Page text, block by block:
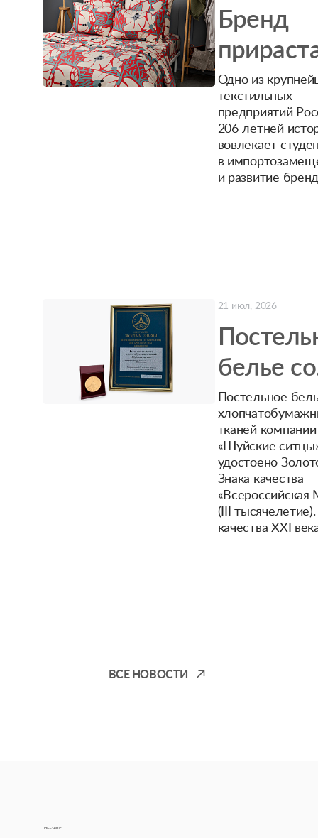
Бренд
Одно из
текстильных
предприятий
206-летней
вовлекает
в
и развитие
21 июл, 2026
белье со
знаком
качества
Постельное
тканей компании
«Шуйские
удостоено
Знака качества
«Всероссийская
(III
качества XXI
ВСЕ НОВОСТИ
ПРЕСС-ЦЕНТР